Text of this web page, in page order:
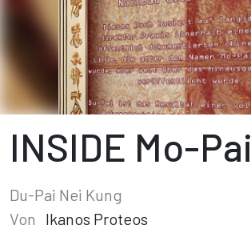
INSIDE Mo-Pai
Du-Pai Nei Kung
Von
Ikanos Proteos